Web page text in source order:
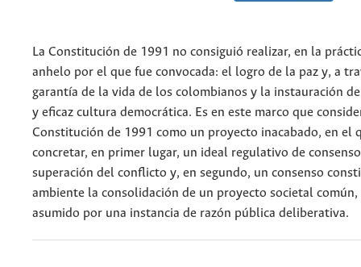
La Constitución de 1991 no consiguió realizar, en la
anhelo por el que fue convocada: el logro de la paz y, a
garantía de la vida de los colombianos y la instauración
y eficaz cultura democrática. Es en este marco que
Constitución de 1991 como un proyecto inacabado, en el
concretar, en primer lugar, un ideal regulativo de
superación del conflicto y, en segundo, un consenso
ambiente la consolidación de un proyecto societal común,
asumido por una instancia de razón pública deliberativa.